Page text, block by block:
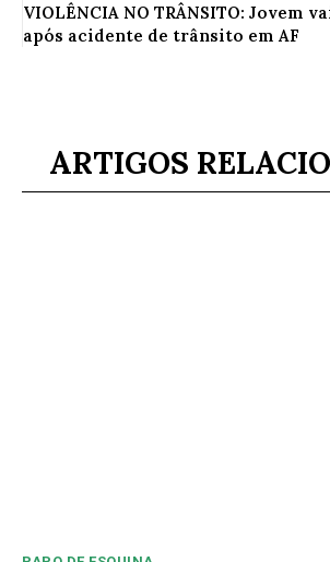
VIOLÊNCIA NO TRÂNSITO: Jovem
após acidente de trânsito em AF
ARTIGOS